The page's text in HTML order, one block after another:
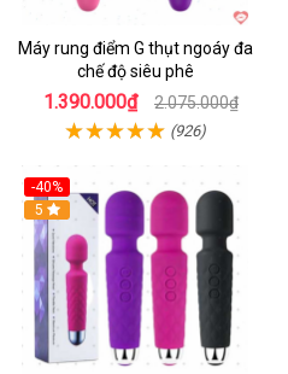
Máy rung điểm G thụt ngoáy đa
chế độ siêu phê
1.390.000₫ 2.075.000₫
(926)
-40%
5